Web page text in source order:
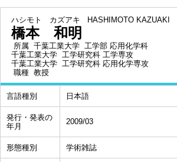
ハシモト カズアキ HASHIMOTO KAZUAKI
橋本 和明
所属 千葉工業大学 工学部 応用化学科
千葉工業大学 工学研究科 工学専攻
千葉工業大学 工学研究科 応用化学専攻
職種 教授
言語種別 日本語
発行・発表の
年月
2009/03
形態種別 学術雑誌